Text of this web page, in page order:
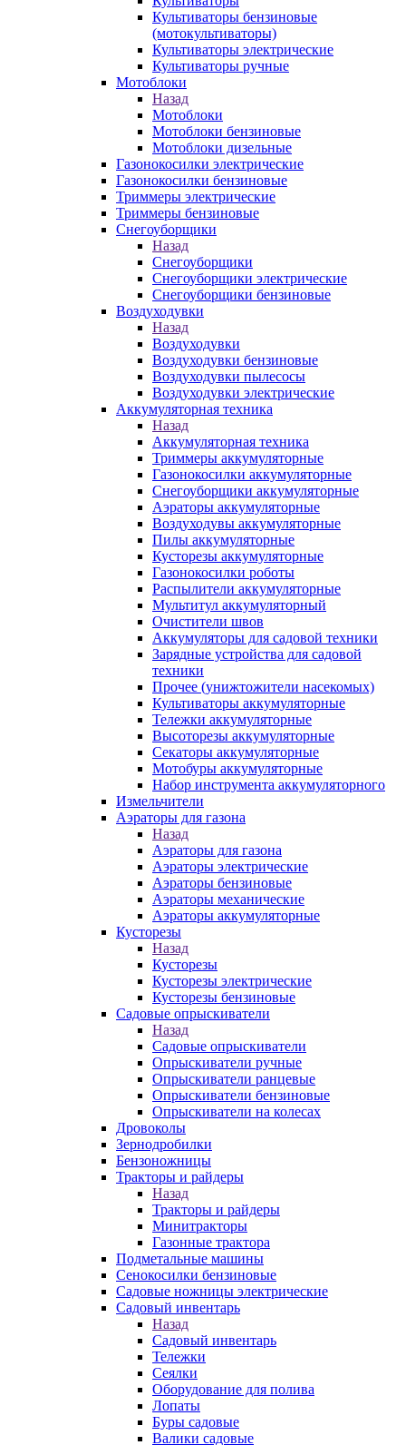
Культиваторы бензиновые
(мотокультиваторы)
Культиваторы электрические
Культиваторы ручные
Мотоблоки
Назад
Мотоблоки
Мотоблоки бензиновые
Мотоблоки дизельные
Газонокосилки электрические
Газонокосилки бензиновые
Триммеры электрические
Триммеры бензиновые
Снегоуборщики
Назад
Снегоуборщики
Снегоуборщики электрические
Снегоуборщики бензиновые
Воздуходувки
Назад
Воздуходувки
Воздуходувки бензиновые
Воздуходувки пылесосы
Воздуходувки электрические
Аккумуляторная техника
Назад
Аккумуляторная техника
Триммеры аккумуляторные
Газонокосилки аккумуляторные
Снегоуборщики аккумуляторные
Аэраторы аккумуляторные
Воздуходувы аккумуляторные
Пилы аккумуляторные
Кусторезы аккумуляторные
Газонокосилки роботы
Распылители аккумуляторные
Мультитул аккумуляторный
Очистители швов
Аккумуляторы для садовой техники
Зарядные устройства для садовой
техники
Прочее (унижтожители насекомых)
Культиваторы аккумуляторные
Тележки аккумуляторные
Высоторезы аккумуляторные
Секаторы аккумуляторные
Мотобуры аккумуляторные
Набор инструмента аккумуляторного
Измельчители
Аэраторы для газона
Назад
Аэраторы для газона
Аэраторы электрические
Аэраторы бензиновые
Аэраторы механические
Аэраторы аккумуляторные
Кусторезы
Назад
Кусторезы
Кусторезы электрические
Кусторезы бензиновые
Садовые опрыскиватели
Назад
Садовые опрыскиватели
Опрыскиватели ручные
Опрыскиватели ранцевые
Опрыскиватели бензиновые
Опрыскиватели на колесах
Дровоколы
Зернодробилки
Бензоножницы
Тракторы и райдеры
Назад
Тракторы и райдеры
Минитракторы
Газонные трактора
Подметальные машины
Сенокосилки бензиновые
Садовые ножницы электрические
Садовый инвентарь
Назад
Садовый инвентарь
Тележки
Сеялки
Оборудование для полива
Лопаты
Буры садовые
Валики садовые